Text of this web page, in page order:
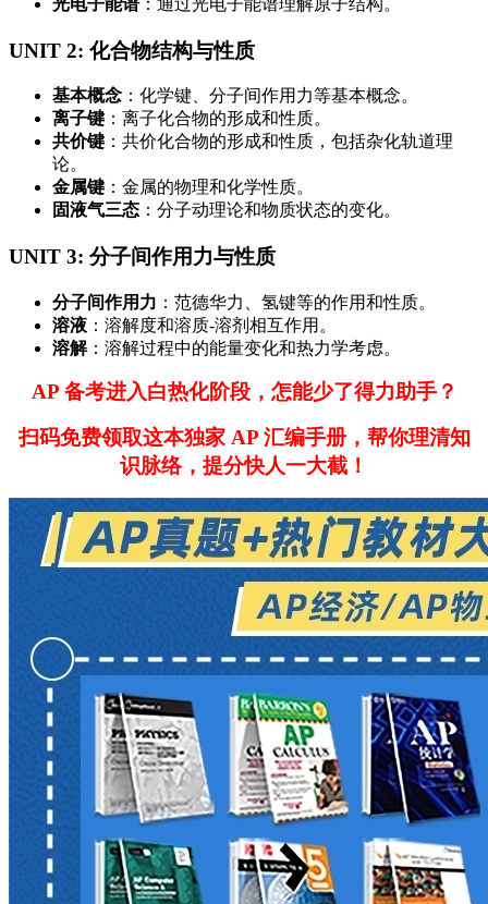
UNIT 2: 化合物结构与性质
基本概念 ‌：化学键、分子间作用力等基本概念。
离子键 ‌：离子化合物的形成和性质。
共价键 ‌：共价化合物的形成和性质，包括杂化轨道理
论。
金属键 ‌：金属的物理和化学性质。
固液气三态 ‌：分子动理论和物质状态的变化。
UNIT 3: 分子间作用力与性质
分子间作用力 ‌：范德华力、氢键等的作用和性质。
溶液 ‌：溶解度和溶质-溶剂相互作用。
溶解‌：溶解过程中的能量变化和热力学考虑。
AP 备考进入白热化阶段，怎能少了得力助手？
扫码免费领取这本独家 AP 汇编手册，帮你理清知
识脉络，提分快人一大截！